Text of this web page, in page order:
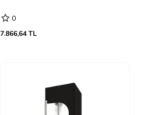
0
7.866,64 TL